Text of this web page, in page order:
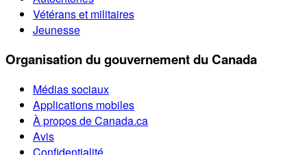
Vétérans et militaires
Jeunesse
Organisation du gouvernement du Canada
Médias sociaux
Applications mobiles
À propos de Canada.ca
Avis